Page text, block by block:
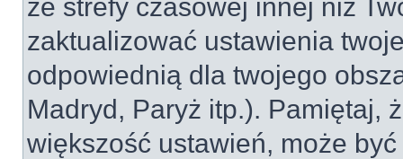
ze strefy czasowej innej niż
zaktualizować ustawienia
odpowiednią dla twojego
Madryd, Paryż itp.). Pamiętaj,
większość ustawień, może